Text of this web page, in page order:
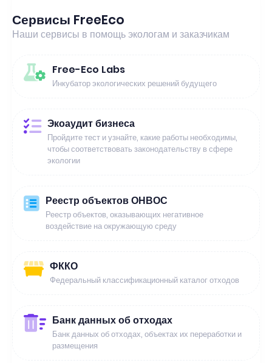
Сервисы FreeEco
Наши сервисы в помощь экологам и заказчикам
Free-Eco Labs
Инкубатор экологических решений будущего
Экоаудит бизнеса
Пройдите тест и узнайте, какие работы необходимы,
чтобы соответствовать законодательству в сфере
экологии
Реестр объектов ОНВОС
Реестр объектов, оказывающих негативное
воздействие на окружающую среду
ФККО
Федеральный классификационный каталог отходов
Банк данных об отходах
Банк данных об отходах, объектах их переработки и
размещения